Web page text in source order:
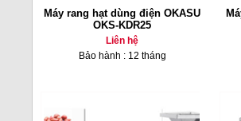
Máy rang hạt dùng điện OKASU
OKS-KDR25
Liên hệ
Bảo hành : 12 tháng